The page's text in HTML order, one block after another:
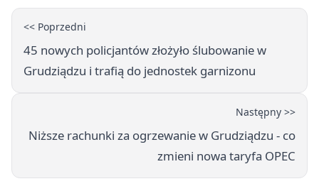
<< Poprzedni
45 nowych policjantów złożyło ślubowanie w
Grudziądzu i trafią do jednostek garnizonu
Następny >>
Niższe rachunki za ogrzewanie w Grudziądzu - co
zmieni nowa taryfa OPEC